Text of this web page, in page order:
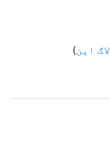
لاګ اېن)